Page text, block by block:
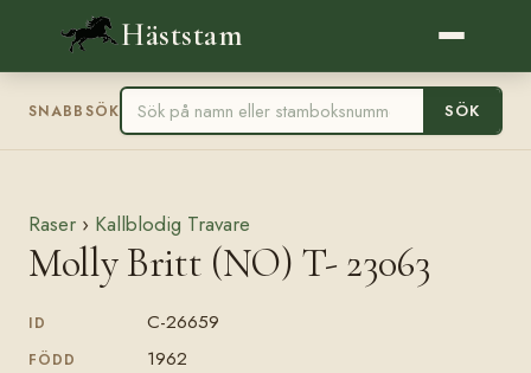
Häststam
SNABBSÖK SÖK
Raser › Kallblodig Travare
Molly Britt (NO) T- 23063
ID C-26659
FÖDD 1962